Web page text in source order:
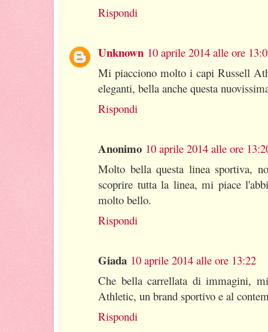
Rispondi
Unknown 10 aprile 2014 alle ore
Mi piacciono molto i capi Russell
eleganti, bella anche questa
Rispondi
Anonimo 10 aprile 2014 alle ore
Molto bella questa linea sportiva,
scoprire tutta la linea, mi piace
molto bello.
Rispondi
Giada 10 aprile 2014 alle ore 13:22
Che bella carrellata di immagini,
Athletic, un brand sportivo e al
Rispondi